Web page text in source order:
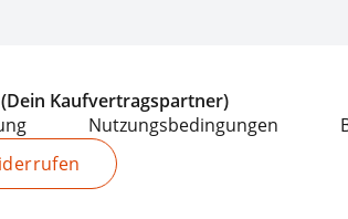
Kaufvertragspartner)
Nutzungsbedingungen